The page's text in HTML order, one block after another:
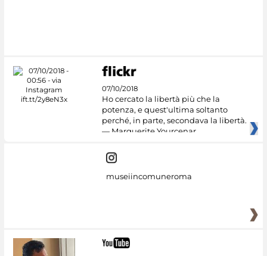
07/10/2018
Ho cercato la libertà più che la
potenza, e quest'ultima soltanto
perché, in parte, secondava la libertà.
— Marguerite Yourcenar
museiincomuneroma